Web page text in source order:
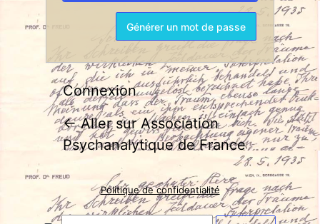
Connexion
← Aller sur Association
Psychanalytique de France
Politique de confidentialité